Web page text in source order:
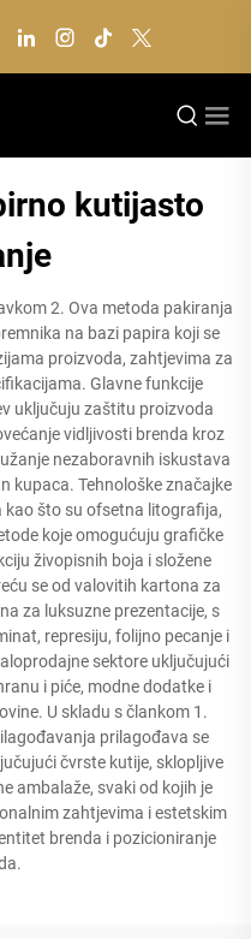
kutijasto
2. Ova metoda pakiranja
na bazi papira koji se
proizvoda, zahtjevima za
Glavne funkcije
uključuju zaštitu proizvoda
vidljivosti brenda kroz
nezaboravnih iskustava
kupaca. Tehnološke značajke
kao što su ofsetna litografija,
koje omogućuju grafičke
živopisnih boja i složene
se od valovitih kartona za
za luksuzne prezentacije, s
represiju, folijno pecanje i
sektore uključujući
i piće, modne dodatke i
U skladu s člankom 1.
prilagođava se
čvrste kutije, sklopljive
ambalaže, svaki od kojih je
zahtjevima i estetskim
brenda i pozicioniranje